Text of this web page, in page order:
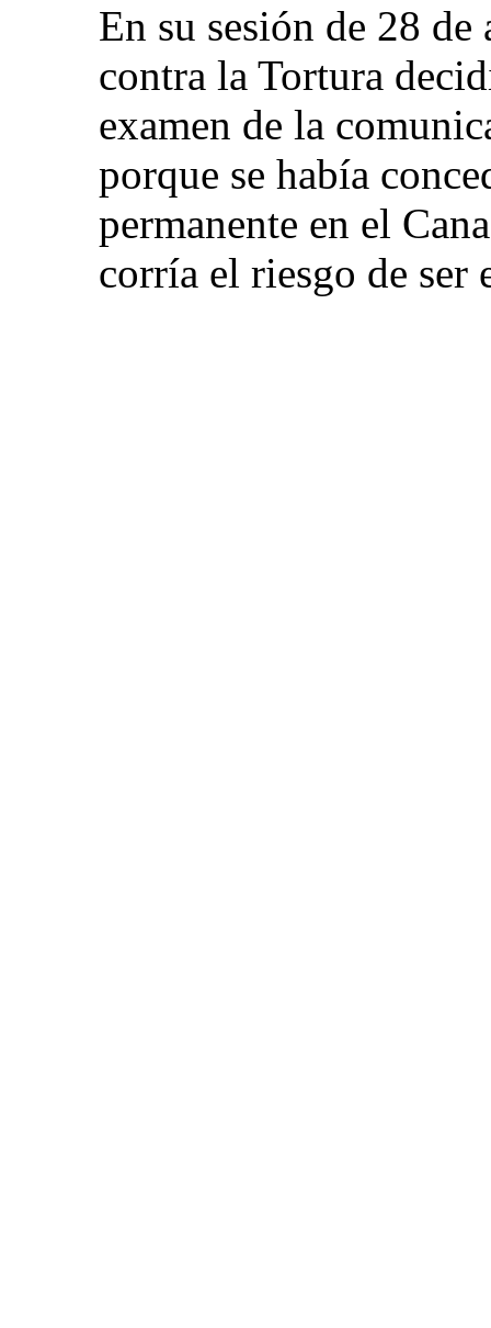
En su sesión de 28
contra la Tortura
examen de la
porque se había
permanente en el
corría el riesgo de ser